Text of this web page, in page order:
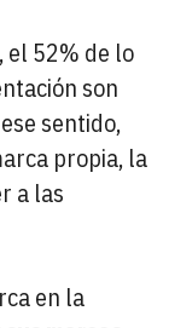
, el 52% de lo
son
sentido,
propia, la
a las
en la